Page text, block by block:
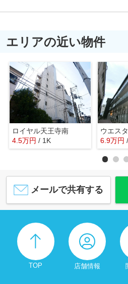
エリアの近い物件
ロイヤル天王寺南
4.5万円 / 1K
ウエス
6.9万円
メールで共有する
TOP 店舗情報